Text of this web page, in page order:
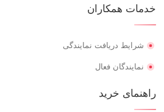
خدمات همکاران
شرایط دریافت نمایندگی
نمایندگان فعال
راهنمای خرید